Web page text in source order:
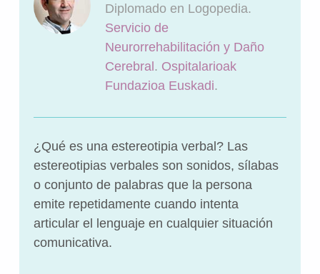
Diplomado en Logopedia.
Servicio de
Neurorrehabilitación y Daño
Cerebral. Ospitalarioak
Fundazioa Euskadi.
¿Qué es una estereotipia verbal? Las
estereotipias verbales son sonidos, sílabas
o conjunto de palabras que la persona
emite repetidamente cuando intenta
articular el lenguaje en cualquier situación
comunicativa.